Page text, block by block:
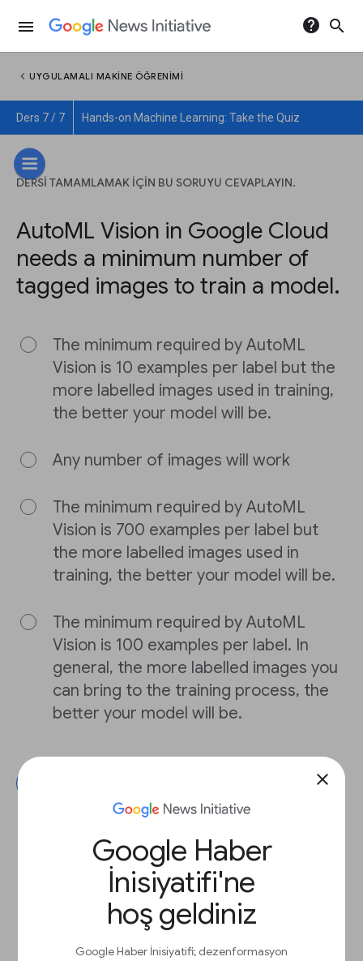
menu help search
close
Google Haber
İnisiyatifi'ne
hoş geldiniz
Google Haber İnisiyatifi; dezenformasyon
chevron_left UYGULAMALI MAKINE ÖĞRENIMI
Ders 7 / 7 Hands-on Machine Learning: Take the Quiz
DERSİ TAMAMLAMAK İÇİN BU SORUYU CEVAPLAYIN.
AutoML Vision in Google Cloud
needs a minimum number of
tagged images to train a model.
The minimum required by AutoML
Vision is 10 examples per label but the
more labelled images used in training,
the better your model will be.
Any number of images will work
The minimum required by AutoML
Vision is 700 examples per label but
the more labelled images used in
training, the better your model will be.
The minimum required by AutoML
Vision is 100 examples per label. In
general, the more labelled images you
can bring to the training process, the
better your model will be.